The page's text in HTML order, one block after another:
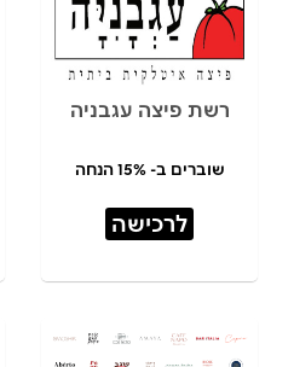
רשת פיצה עגבניה
שוברים ב- 15% הנחה
לרכישה